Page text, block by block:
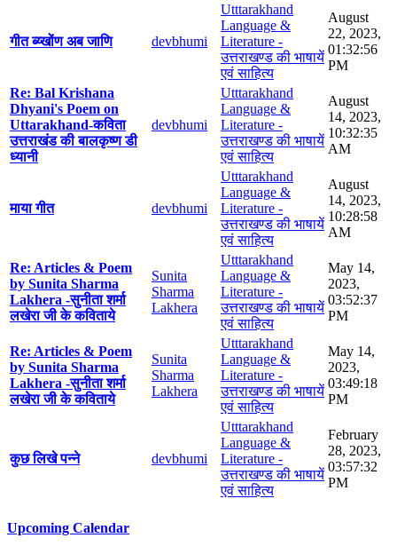
गीत ब्य्खोंण अब जाणि devbhumi
Utttarakhand
Language &
Literature -
उत्तराखण्ड की भाषायें
एवं साहित्य
August
22, 2023,
01:32:56
PM
Re: Bal Krishana
Dhyani's Poem on
Uttarakhand-कविता
उत्तराखंड की बालकृष्ण डी
ध्यानी
devbhumi
Utttarakhand
Language &
Literature -
उत्तराखण्ड की भाषायें
एवं साहित्य
August
14, 2023,
10:32:35
AM
माया गीत devbhumi
Utttarakhand
Language &
Literature -
उत्तराखण्ड की भाषायें
एवं साहित्य
August
14, 2023,
10:28:58
AM
Re: Articles & Poem
by Sunita Sharma
Lakhera -सुनीता शर्मा
लखेरा जी के कविताये
Sunita
Sharma
Lakhera
Utttarakhand
Language &
Literature -
उत्तराखण्ड की भाषायें
एवं साहित्य
May 14,
2023,
03:52:37
PM
Re: Articles & Poem
by Sunita Sharma
Lakhera -सुनीता शर्मा
लखेरा जी के कविताये
Sunita
Sharma
Lakhera
Utttarakhand
Language &
Literature -
उत्तराखण्ड की भाषायें
एवं साहित्य
May 14,
2023,
03:49:18
PM
कुछ लिखे पन्ने devbhumi
Utttarakhand
Language &
Literature -
उत्तराखण्ड की भाषायें
एवं साहित्य
February
28, 2023,
03:57:32
PM
Upcoming Calendar